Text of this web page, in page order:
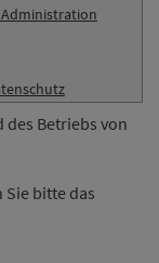
Betriebs von
bitte das